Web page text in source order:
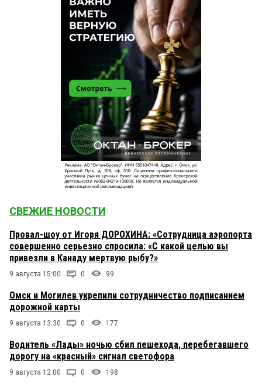
СВЕЖИЕ НОВОСТИ
Провал-шоу от Игоря ДОРОХИНА: «Сотрудница аэропорта
совершенно серьезно спросила: «С какой целью вы
привезли в Канаду мертвую рыбу?»
9 августа 15:00 0 99
Омск и Могилев укрепили сотрудничество подписанием
дорожной карты
9 августа 13:30 0 177
Водитель «Лады» ночью сбил пешехода, перебегавшего
дорогу на «красный» сигнал светофора
9 августа 12:00 0 198